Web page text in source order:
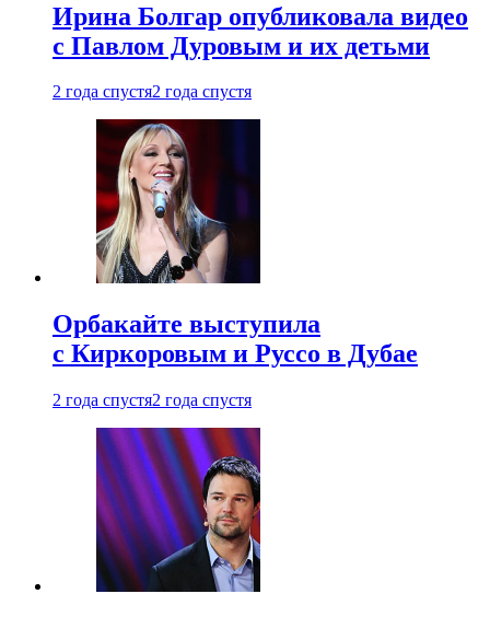
Ирина Болгар опубликовала видео
с Павлом Дуровым и их детьми
2 года спустя2 года спустя
Орбакайте выступила
с Киркоровым и Руссо в Дубае
2 года спустя2 года спустя